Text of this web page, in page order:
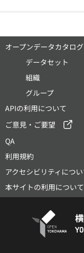
オープンデータカタログ
データセット
組織
グループ
APIの利用について
ご意見・ご要望
QA
利用規約
アクセシビリティにつ
本サイトの利用について